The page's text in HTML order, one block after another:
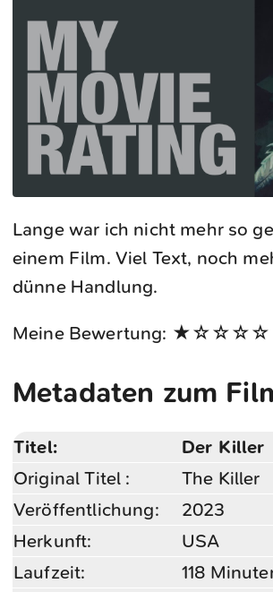
Lange war ich nicht mehr so
einem Film. Viel Text, noch
dünne Handlung.
Meine Bewertung: ★☆☆☆☆
Metadaten zum
Titel:
Der Killer
Original Titel :
The Killer
Veröffentlichung:
2023
Herkunft:
USA
Laufzeit:
118